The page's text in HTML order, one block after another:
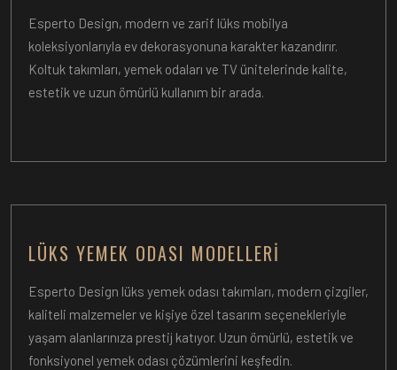
Esperto Design, modern ve zarif lüks mobilya
koleksiyonlarıyla ev dekorasyonuna karakter kazandırır.
Koltuk takımları, yemek odaları ve TV ünitelerinde kalite,
estetik ve uzun ömürlü kullanım bir arada.
LÜKS YEMEK ODASI MODELLERI
Esperto Design lüks yemek odası takımları, modern çizgiler,
kaliteli malzemeler ve kişiye özel tasarım seçenekleriyle
yaşam alanlarınıza prestij katıyor. Uzun ömürlü, estetik ve
fonksiyonel yemek odası çözümlerini keşfedin.